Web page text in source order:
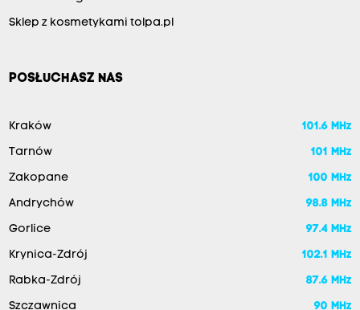
Sklep z kosmetykami tolpa.pl
POSŁUCHASZ NAS
Kraków 101.6 MHz
Tarnów 101 MHz
Zakopane 100 MHz
Andrychów 98.8 MHz
Gorlice 97.4 MHz
Krynica-Zdrój 102.1 MHz
Rabka-Zdrój 87.6 MHz
Szczawnica 90 MHz